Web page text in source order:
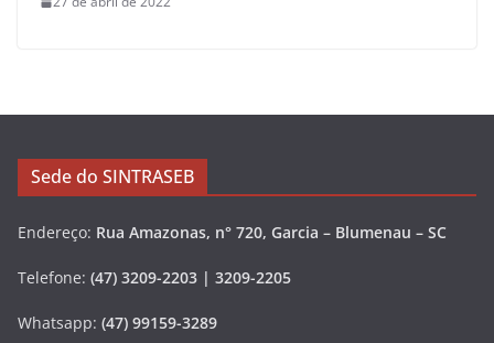
Sede do SINTRASEB
Endereço: Rua Amazonas, n° 720, Garcia – Blumenau – SC
Telefone: (47) 3209-2203 | 3209-2205
Whatsapp: (47) 99159-3289